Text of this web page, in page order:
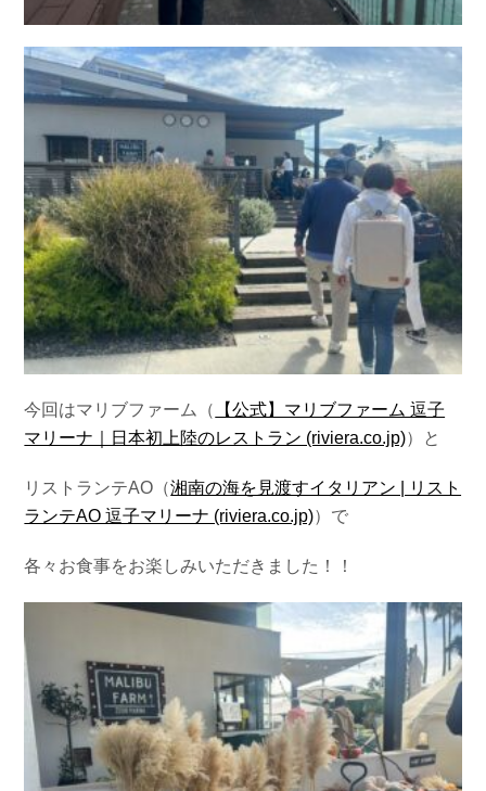
今回はマリブファーム（
【公式】マリブファーム 逗子
マリーナ｜日本初上陸のレストラン (riviera.co.jp)）と
リストランテAO（湘南の海を見渡すイタリアン | リスト
ランテAO 逗子マリーナ (riviera.co.jp)）で
各々お食事をお楽しみいただきました！！